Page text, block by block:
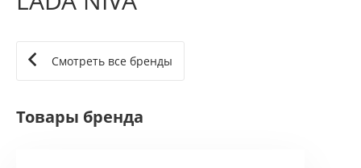
Смотреть все бренды
Товары бренда